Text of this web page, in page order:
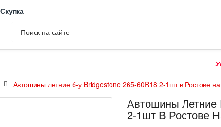
Скупка
Автошины летние б-у Bridgestone 265-60R18 2-1шт в Ростове
Автошины Летние
2-1шт В Ростове